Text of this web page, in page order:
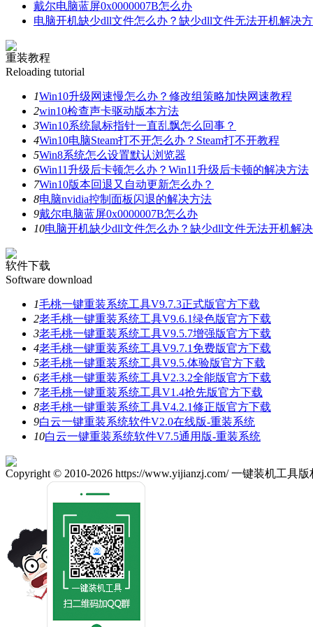
戴尔电脑蓝屏0x0000007B怎么办
电脑开机缺少dll文件怎么办？缺少dll文件无法开机解决
重装教程
Reloading tutorial
1Win10升级网速慢怎么办？修改组策略加快网速教程
2win10检查声卡驱动版本方法
3Win10系统鼠标指针一直乱飘怎么回事？
4Win10电脑Steam打不开怎么办？Steam打不开教程
5Win8系统怎么设置默认浏览器
6Win11升级后卡顿怎么办？Win11升级后卡顿的解决方法
7Win10版本回退又自动更新怎么办？
8电脑nvidia控制面板闪退的解决方法
9戴尔电脑蓝屏0x0000007B怎么办
10电脑开机缺少dll文件怎么办？缺少dll文件无法开机解
软件下载
Software download
1毛桃一键重装系统工具V9.7.3正式版官方下载
2老毛桃一键重装系统工具V9.6.1绿色版官方下载
3老毛桃一键重装系统工具V9.5.7增强版官方下载
4老毛桃一键重装系统工具V9.7.1免费版官方下载
5老毛桃一键重装系统工具V9.5.体验版官方下载
6老毛桃一键重装系统工具V2.3.2全能版官方下载
7老毛桃一键重装系统工具V1.4抢先版官方下载
8老毛桃一键重装系统工具V4.2.1修正版官方下载
9白云一键重装系统软件V2.0在线版-重装系统
10白云一键重装系统软件V7.5通用版-重装系统
Copyright © 2010-2026 https://www.yijianzj.com/ 一键装机工具